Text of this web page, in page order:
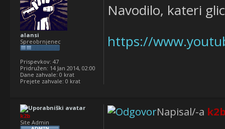
Navodilo, kateri
https://
alansi
Spreobrnjenec
Prispevkov: 47
Pridružen: 14 Jan 2014, 02:00
Dane zahvale: 0 krat
Prejete zahvale: 0 krat
Napisal/-a
k2b
Site Admin